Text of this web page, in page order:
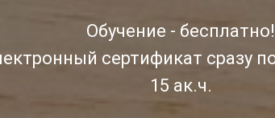
Обучение - бесплатно!
сертификат сразу
15 ак.ч.